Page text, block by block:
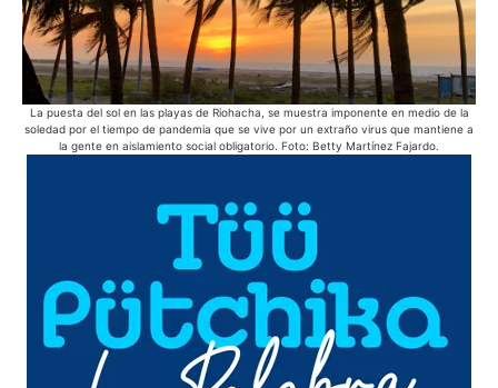
La puesta del sol en las playas de Riohacha, se muestra imponente en medio de la
soledad por el tiempo de pandemia que se vive por un extraño virus que mantiene a
la gente en aislamiento social obligatorio. Foto: Betty Martínez Fajardo.